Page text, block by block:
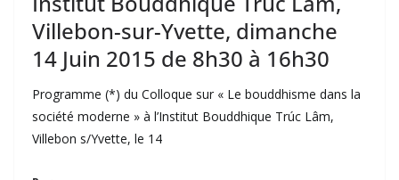
Villebon-sur-Yvette, dimanche
14 Juin 2015 de 8h30 à 16h30
Programme (*) du Colloque sur « Le bouddhisme dans la
société moderne » à l’Institut Bouddhique Trúc Lâm,
Villebon s/Yvette, le 14